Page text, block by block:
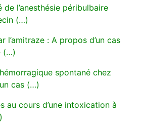
l’anesthésie péribulbaire
(…)
l’amitraze : A propos d’un cas
(…)
spontané chez
cas (…)
au cours d’une intoxication à